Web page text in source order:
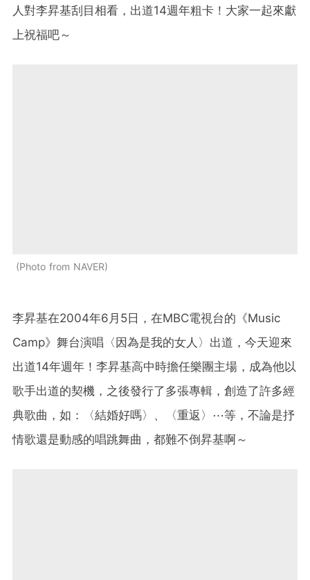
人對李昇基刮目相看，出道14週年粗卡！大家一起來獻
上祝福吧～
Photo from NAVER
李昇基在2004年6月5日，在MBC電視台的《Music
Camp》舞台演唱〈因為是我的女人〉出道，今天迎來
出道14年週年！李昇基高中時擔任樂團主場，成為他以
歌手出道的契機，之後發行了多張專輯，創造了許多經
典歌曲，如：〈結婚好嗎〉、〈重返〉⋯等，不論是抒
情歌還是動感的唱跳舞曲，都難不倒昇基啊～